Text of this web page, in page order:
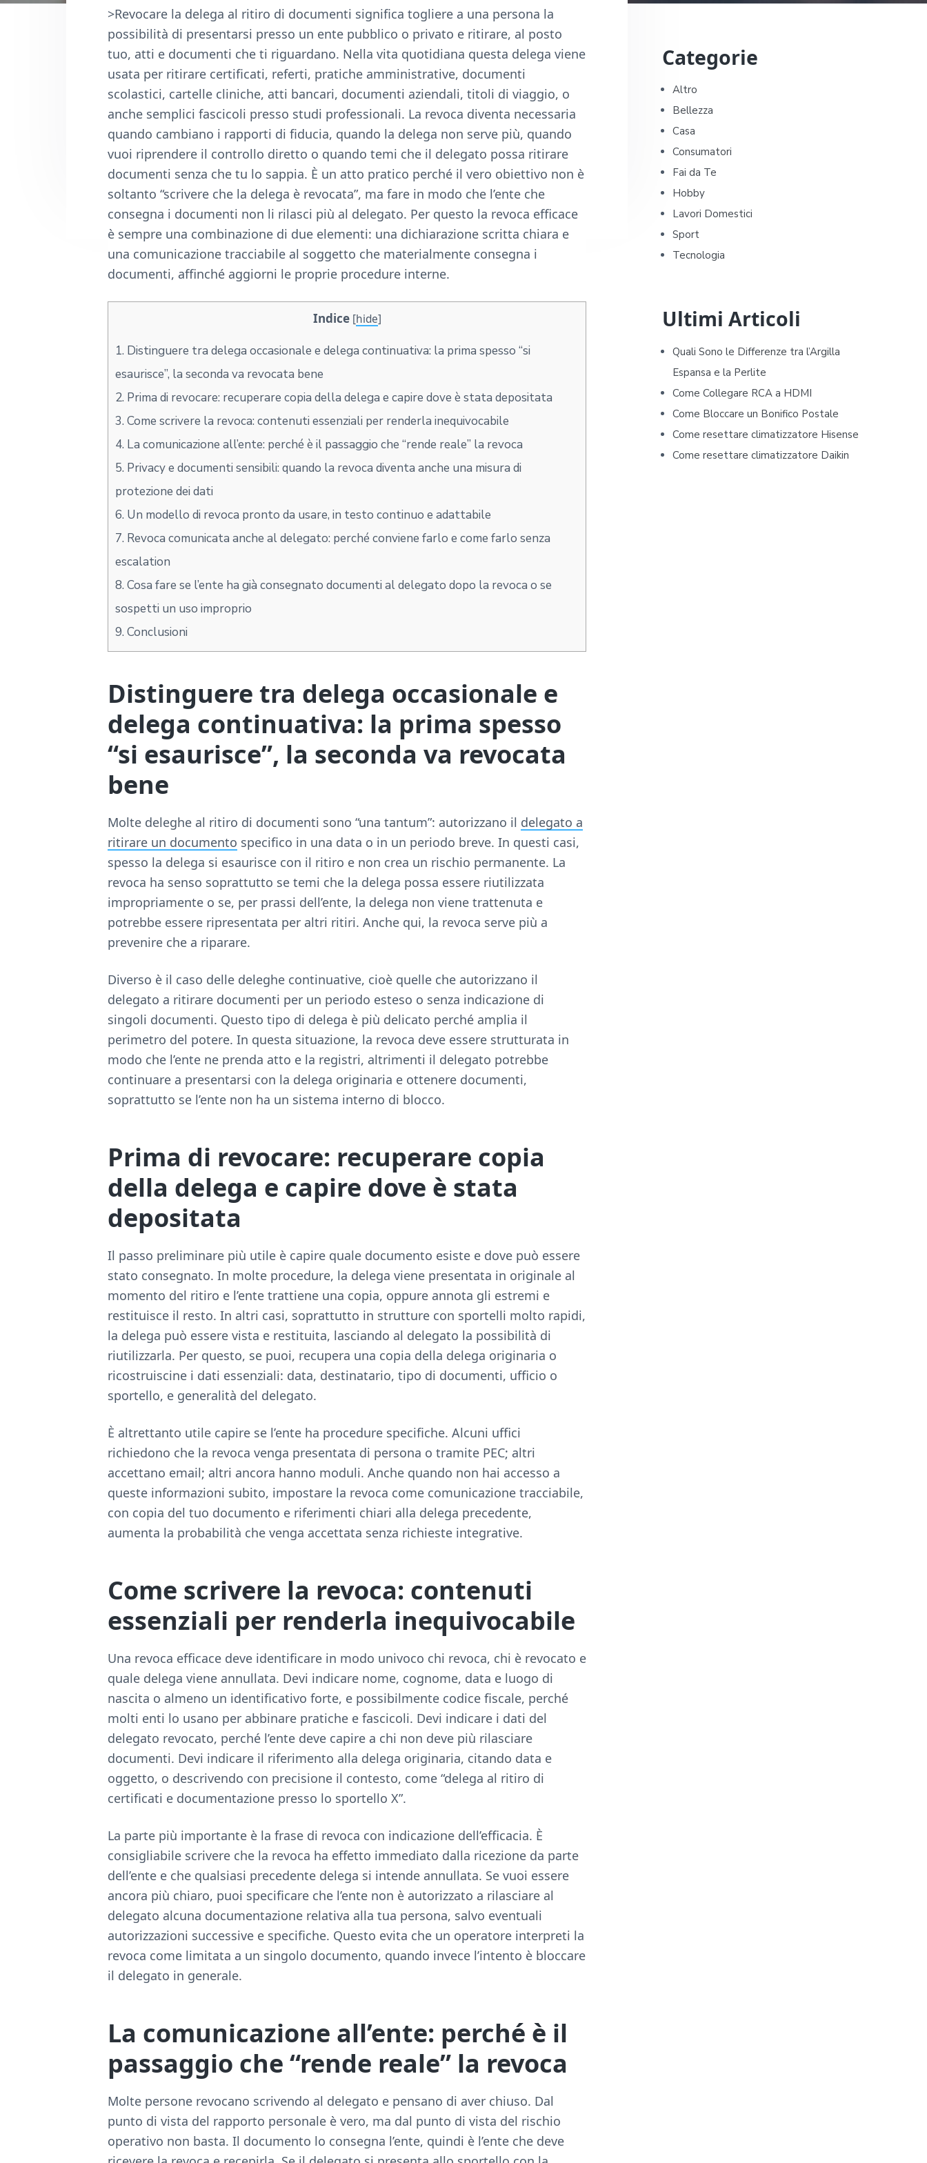
>Revocare la delega al ritiro di documenti significa togliere a una persona la
possibilità di presentarsi presso un ente pubblico o privato e ritirare, al posto
tuo, atti e documenti che ti riguardano. Nella vita quotidiana questa delega viene
usata per ritirare certificati, referti, pratiche amministrative, documenti
scolastici, cartelle cliniche, atti bancari, documenti aziendali, titoli di viaggio, o
anche semplici fascicoli presso studi professionali. La revoca diventa necessaria
quando cambiano i rapporti di fiducia, quando la delega non serve più, quando
vuoi riprendere il controllo diretto o quando temi che il delegato possa ritirare
documenti senza che tu lo sappia. È un atto pratico perché il vero obiettivo non è
soltanto “scrivere che la delega è revocata”, ma fare in modo che l’ente che
consegna i documenti non li rilasci più al delegato. Per questo la revoca efficace
è sempre una combinazione di due elementi: una dichiarazione scritta chiara e
una comunicazione tracciabile al soggetto che materialmente consegna i
documenti, affinché aggiorni le proprie procedure interne.
Indice [hide]
1. Distinguere tra delega occasionale e delega continuativa: la prima spesso “si
esaurisce”, la seconda va revocata bene
2. Prima di revocare: recuperare copia della delega e capire dove è stata depositata
3. Come scrivere la revoca: contenuti essenziali per renderla inequivocabile
4. La comunicazione all’ente: perché è il passaggio che “rende reale” la revoca
5. Privacy e documenti sensibili: quando la revoca diventa anche una misura di
protezione dei dati
6. Un modello di revoca pronto da usare, in testo continuo e adattabile
7. Revoca comunicata anche al delegato: perché conviene farlo e come farlo senza
escalation
8. Cosa fare se l’ente ha già consegnato documenti al delegato dopo la revoca o se
sospetti un uso improprio
9. Conclusioni
Distinguere tra delega occasionale e
delega continuativa: la prima spesso
“si esaurisce”, la seconda va revocata
bene
Molte deleghe al ritiro di documenti sono “una tantum”: autorizzano il delegato a
ritirare un documento specifico in una data o in un periodo breve. In questi casi,
spesso la delega si esaurisce con il ritiro e non crea un rischio permanente. La
revoca ha senso soprattutto se temi che la delega possa essere riutilizzata
impropriamente o se, per prassi dell’ente, la delega non viene trattenuta e
potrebbe essere ripresentata per altri ritiri. Anche qui, la revoca serve più a
prevenire che a riparare.
Diverso è il caso delle deleghe continuative, cioè quelle che autorizzano il
delegato a ritirare documenti per un periodo esteso o senza indicazione di
singoli documenti. Questo tipo di delega è più delicato perché amplia il
perimetro del potere. In questa situazione, la revoca deve essere strutturata in
modo che l’ente ne prenda atto e la registri, altrimenti il delegato potrebbe
continuare a presentarsi con la delega originaria e ottenere documenti,
soprattutto se l’ente non ha un sistema interno di blocco.
Prima di revocare: recuperare copia
della delega e capire dove è stata
depositata
Il passo preliminare più utile è capire quale documento esiste e dove può essere
stato consegnato. In molte procedure, la delega viene presentata in originale al
momento del ritiro e l’ente trattiene una copia, oppure annota gli estremi e
restituisce il resto. In altri casi, soprattutto in strutture con sportelli molto rapidi,
la delega può essere vista e restituita, lasciando al delegato la possibilità di
riutilizzarla. Per questo, se puoi, recupera una copia della delega originaria o
ricostruiscine i dati essenziali: data, destinatario, tipo di documenti, ufficio o
sportello, e generalità del delegato.
È altrettanto utile capire se l’ente ha procedure specifiche. Alcuni uffici
richiedono che la revoca venga presentata di persona o tramite PEC; altri
accettano email; altri ancora hanno moduli. Anche quando non hai accesso a
queste informazioni subito, impostare la revoca come comunicazione tracciabile,
con copia del tuo documento e riferimenti chiari alla delega precedente,
aumenta la probabilità che venga accettata senza richieste integrative.
Come scrivere la revoca: contenuti
essenziali per renderla inequivocabile
Una revoca efficace deve identificare in modo univoco chi revoca, chi è revocato e
quale delega viene annullata. Devi indicare nome, cognome, data e luogo di
nascita o almeno un identificativo forte, e possibilmente codice fiscale, perché
molti enti lo usano per abbinare pratiche e fascicoli. Devi indicare i dati del
delegato revocato, perché l’ente deve capire a chi non deve più rilasciare
documenti. Devi indicare il riferimento alla delega originaria, citando data e
oggetto, o descrivendo con precisione il contesto, come “delega al ritiro di
certificati e documentazione presso lo sportello X”.
La parte più importante è la frase di revoca con indicazione dell’efficacia. È
consigliabile scrivere che la revoca ha effetto immediato dalla ricezione da parte
dell’ente e che qualsiasi precedente delega si intende annullata. Se vuoi essere
ancora più chiaro, puoi specificare che l’ente non è autorizzato a rilasciare al
delegato alcuna documentazione relativa alla tua persona, salvo eventuali
autorizzazioni successive e specifiche. Questo evita che un operatore interpreti la
revoca come limitata a un singolo documento, quando invece l’intento è bloccare
il delegato in generale.
La comunicazione all’ente: perché è il
passaggio che “rende reale” la revoca
Molte persone revocano scrivendo al delegato e pensano di aver chiuso. Dal
punto di vista del rapporto personale è vero, ma dal punto di vista del rischio
operativo non basta. Il documento lo consegna l’ente, quindi è l’ente che deve
r
i
m
a
r
y
S
d
e
b
a
r
Categorie
Altro
Bellezza
Casa
Consumatori
Fai da Te
Hobby
Lavori Domestici
Sport
Tecnologia
Ultimi Articoli
Quali Sono le Differenze tra l’Argilla
Espansa e la Perlite
Come Collegare RCA a HDMI
Come Bloccare un Bonifico Postale
Come resettare climatizzatore Hisense​​
Come resettare climatizzatore Daikin​​